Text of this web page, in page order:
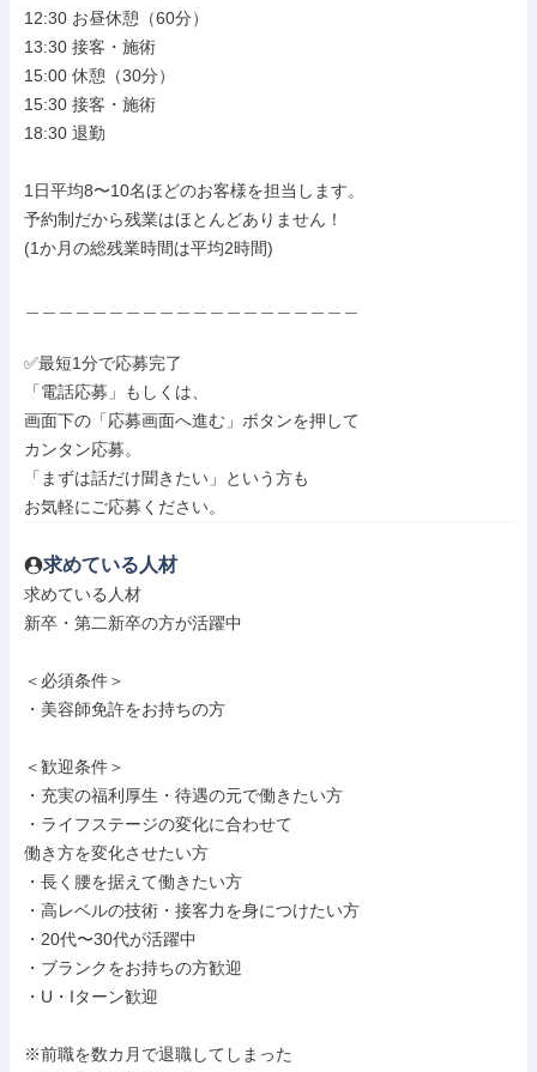
12:30 お昼休憩（60分）
13:30 接客・施術
15:00 休憩（30分）
15:30 接客・施術
18:30 退勤
1日平均8〜10名ほどのお客様を担当します。
予約制だから残業はほとんどありません！
(1か月の総残業時間は平均2時間)
✅最短1分で応募完了
「電話応募」もしくは、
画面下の「応募画面へ進む」ボタンを押して
カンタン応募。
「まずは話だけ聞きたい」という方も
お気軽にご応募ください。
求めている人材
求めている人材
新卒・第二新卒の方が活躍中
＜必須条件＞
・美容師免許をお持ちの方
＜歓迎条件＞
・充実の福利厚生・待遇の元で働きたい方
・ライフステージの変化に合わせて
働き方を変化させたい方
・長く腰を据えて働きたい方
・高レベルの技術・接客力を身につけたい方
・20代〜30代が活躍中
・ブランクをお持ちの方歓迎
・U・Iターン歓迎
※前職を数カ月で退職してしまった